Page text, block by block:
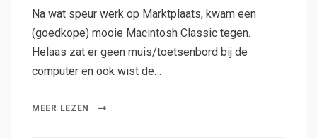
Na wat speur werk op Marktplaats, kwam een
(goedkope) mooie Macintosh Classic tegen.
Helaas zat er geen muis/toetsenbord bij de
computer en ook wist de…
MEER LEZEN